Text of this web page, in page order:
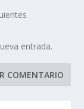
entrada.